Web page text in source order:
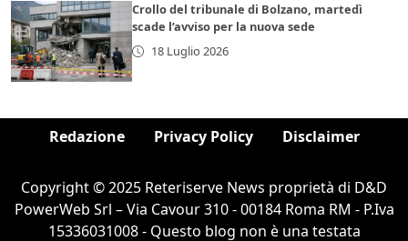
Crollo del tribunale di Bolzano, martedì
scade l’avviso per la nuova sede
18 Luglio 2026
Redazione Privacy Policy Disclaimer
Copyright © 2025 Reteriserve News proprietà di D&D
PowerWeb Srl – Via Cavour 310 - 00184 Roma RM - P.Iva
15336031008 - Questo blog non è una testata